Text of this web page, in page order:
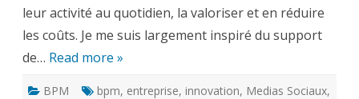
leur activité au quotidien, la valoriser et en réduire
les coûts. Je me suis largement inspiré du support
de… Read more »
BPM bpm, entreprise, innovation, Medias Sociaux,